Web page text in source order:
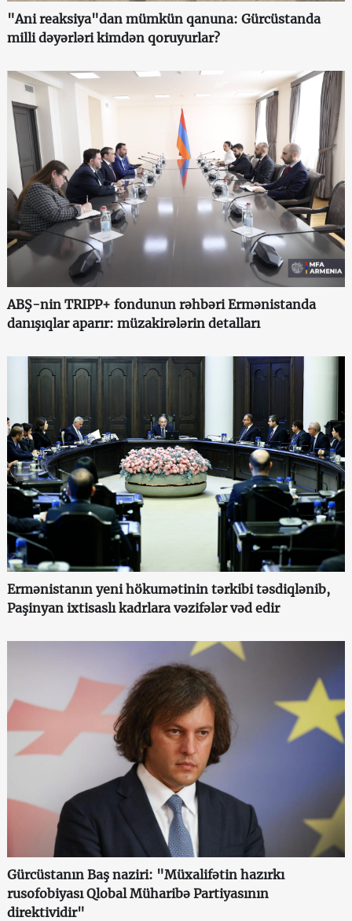
"Ani reaksiya"dan mümkün qanuna: Gürcüstanda
milli dəyərləri kimdən qoruyurlar?
ABŞ-nin TRIPP+ fondunun rəhbəri Ermənistanda
danışıqlar aparır: müzakirələrin detalları
Ermənistanın yeni hökumətinin tərkibi təsdiqlənib,
Paşinyan ixtisaslı kadrlara vəzifələr vəd edir
Gürcüstanın Baş naziri: "Müxalifətin hazırkı
rusofobiyası Qlobal Müharibə Partiyasının
direktividir"